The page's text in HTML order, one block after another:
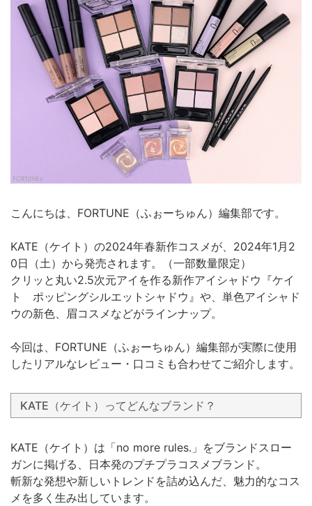
こんにちは、FORTUNE（ふぉーちゅん）編集部です。
KATE（ケイト）の2024年春新作コスメが、2024年1月2
0日（土）から発売されます。（一部数量限定）
クリッと丸い2.5次元アイを作る新作アイシャドウ『ケイ
ト ポッピングシルエットシャドウ』や、単色アイシャド
ウの新色、眉コスメなどがラインナップ。
今回は、FORTUNE（ふぉーちゅん）編集部が実際に使用
したリアルなレビュー・口コミも合わせてご紹介します。
KATE（ケイト）ってどんなブランド？
KATE（ケイト）は「no more rules.」をブランドスロー
ガンに掲げる、日本発のプチプラコスメブランド。
斬新な発想や新しいトレンドを詰め込んだ、魅力的なコス
メを多く生み出しています。